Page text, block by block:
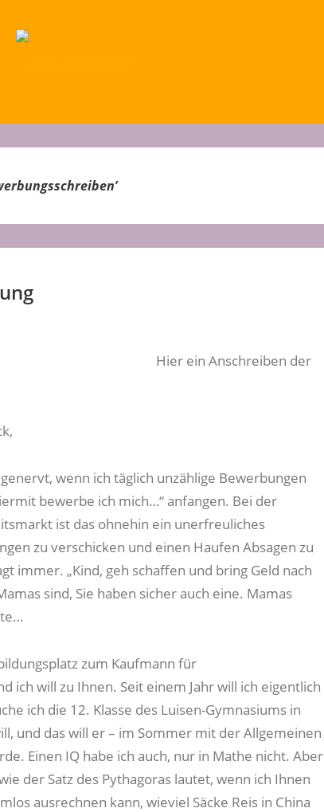
’
Hier ein Anschreiben der
wenn ich täglich unzählige Bewerbungen
bewerbe ich mich…“ anfangen. Bei der
ist das ohnehin ein unerfreuliches
zu verschicken und einen Haufen Absagen zu
immer. „Kind, geh schaffen und bring Geld nach
sind, Sie haben sicher auch eine. Mamas
zum Kaufmann für
ich will zu Ihnen. Seit einem Jahr will ich eigentlich
ich die 12. Klasse des Luisen-Gymnasiums in
und das will er – im Sommer mit der Allgemeinen
Einen IQ habe ich auch, nur in Mathe nicht. Aber
der Satz des Pythagoras lautet, wenn ich Ihnen
ausrechnen kann, wieviel Säcke Reis in China